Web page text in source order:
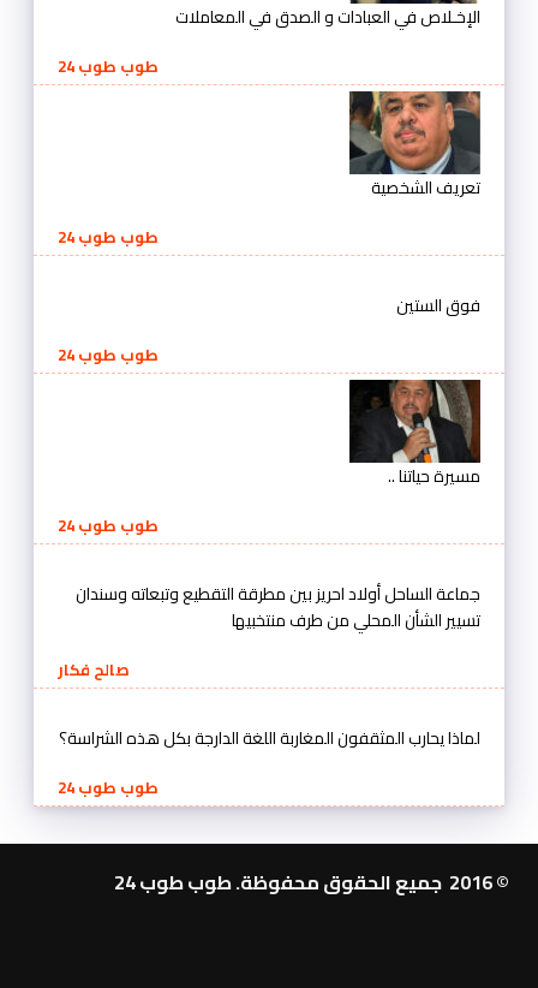
الإخـلاص في العبادات و الصدق في المعاملات
طوب طوب 24
تعريف الشخصية
طوب طوب 24
فوق الستين
طوب طوب 24
مسيرة حياتنا ..
طوب طوب 24
جماعة الساحل أولاد احريز بين مطرقة التقطيع وتبعاته وسندان
تسيير الشأن المحلي من طرف منتخبيها
صالح فكار
لماذا يحارب المثقفون المغاربة اللغة الدارجة بكل هذه الشراسة؟
طوب طوب 24
© 2016 جميع الحقوق محفوظة. طوب طوب 24